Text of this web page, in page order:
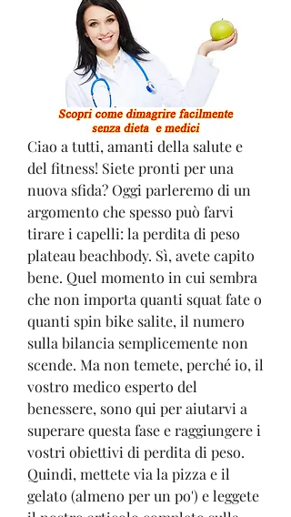
Ciao a tutti, amanti della salute e
del fitness! Siete pronti per una
nuova sfida? Oggi parleremo di un
argomento che spesso può farvi
tirare i capelli: la perdita di peso
plateau beachbody. Sì, avete capito
bene. Quel momento in cui sembra
che non importa quanti squat fate o
quanti spin bike salite, il numero
sulla bilancia semplicemente non
scende. Ma non temete, perché io, il
vostro medico esperto del
benessere, sono qui per aiutarvi a
superare questa fase e raggiungere i
vostri obiettivi di perdita di peso.
Quindi, mettete via la pizza e il
gelato (almeno per un po') e leggete